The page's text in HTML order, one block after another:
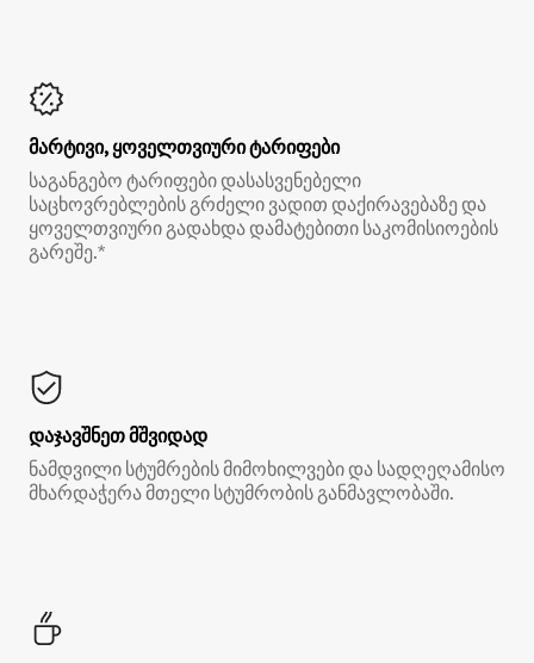
მარტივი, ყოველთვიური ტარიფები
საგანგებო ტარიფები დასასვენებელი
საცხოვრებლების გრძელი ვადით დაქირავებაზე და
ყოველთვიური გადახდა დამატებითი საკომისიოების
გარეშე.*
დაჯავშნეთ მშვიდად
ნამდვილი სტუმრების მიმოხილვები და სადღეღამისო
მხარდაჭერა მთელი სტუმრობის განმავლობაში.